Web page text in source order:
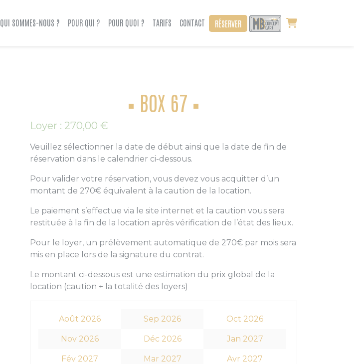
QUI SOMMES-NOUS ? POUR QUI ? POUR QUOI ? TARIFS CONTACT RÉSERVER
BOX 67
Loyer : 270,00€
Veuillez sélectionner la date de début ainsi que la date de fin de
réservation dans le calendrier ci-dessous.
Pour valider votre réservation, vous devez vous acquitter d’un
montant de 270€ équivalent à la caution de la location.
Le paiement s’effectue via le site internet et la caution vous sera
restituée à la fin de la location après vérification de l’état des lieux.
Pour le loyer, un prélèvement automatique de 270€ par mois sera
mis en place lors de la signature du contrat.
Le montant ci-dessous est une estimation du prix global de la
location (caution + la totalité des loyers)
Août 2026 Sep 2026 Oct 2026
Nov 2026 Déc 2026 Jan 2027
Fév 2027 Mar 2027 Avr 2027